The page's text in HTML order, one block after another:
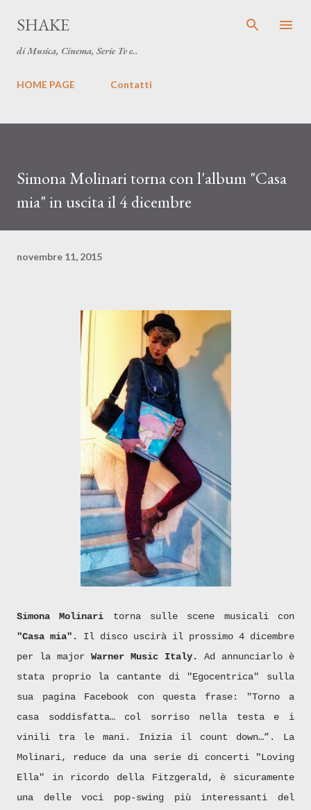
SHAKE
di Musica, Cinema, Serie Tv e..
HOME PAGE Contatti
Simona Molinari torna con l'album "Casa
mia" in uscita il 4 dicembre
novembre 11, 2015
Simona Molinari torna sulle scene musicali con
"Casa mia".
Il disco uscirà il prossimo 4 dicembre
per la major Warner Music Italy.
Ad annunciarlo è
stata proprio la cantante di "Egocentrica" sulla
sua pagina Facebook con questa frase: "Torno a
casa soddisfatta… col sorriso nella testa e i
vinili tra le mani. Inizia il count down…”. La
Molinari, reduce da una serie di concerti "Loving
Ella" in ricordo della Fitzgerald, è sicuramente
una delle voci pop-swing più interessanti del